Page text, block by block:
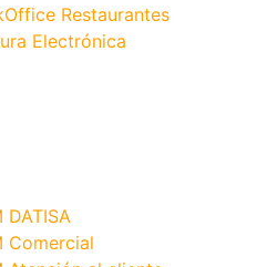
Restaurantes
Electrónica
DATISA
Comercial